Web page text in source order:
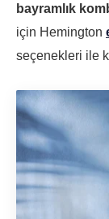
bayramlık
için Hemington
seçenekleri ile